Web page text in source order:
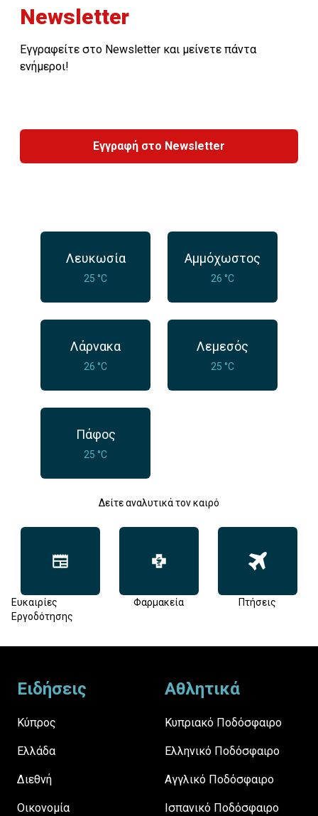
Newsletter
Εγγραφείτε στο Newsletter και μείνετε πάντα
ενήμεροι!
Εγγραφή στο Newsletter
Λευκωσία
25 °C
Αμμόχωστος
26 °C
Λάρνακα
26 °C
Λεμεσός
25 °C
Πάφος
25 °C
Δείτε αναλυτικά τον καιρό
Ευκαιρίες
Εργοδότησης
Φαρμακεία Πτήσεις
Ειδήσεις
Κύπρος
Ελλάδα
Διεθνή
Οικονομία
Αθλητικά
Κυπριακό Ποδόσφαιρο
Ελληνικό Ποδόσφαιρο
Αγγλικό Ποδόσφαιρο
Ισπανικό Ποδόσφαιρο